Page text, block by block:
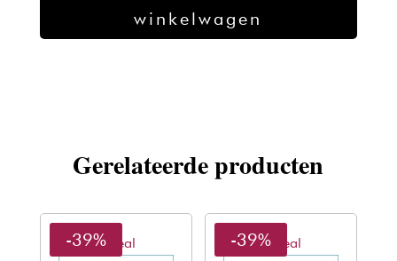
winkelwagen
Gerelateerde producten
L'oreal
-39% L'oreal
-39%